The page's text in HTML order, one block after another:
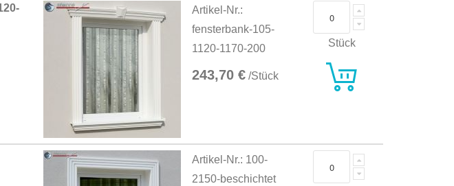
Artikel-Nr.:
fensterbank-105-
1120-1170-200
243,70 € /Stück
Stück
Artikel-Nr.: 100-
2150-beschichtet